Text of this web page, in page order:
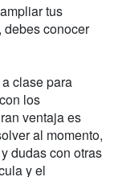
tus
debes conocer
clase para
los
ventaja es
al momento,
dudas con otras
y el